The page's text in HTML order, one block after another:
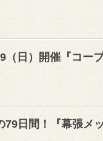
日）開催『コー
日間！『幕張メ